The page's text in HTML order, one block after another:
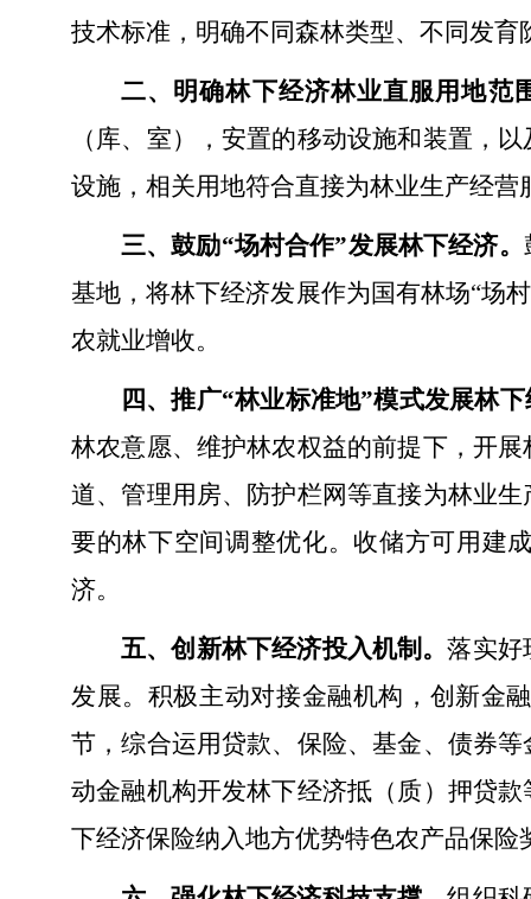
技术标准，明确不同森林类型、不同发
二、明确林下经济林业直服用地范
（库、室），安置的移动设施和装置，
设施，相关用地符合直接为林业生产经
三、鼓励“场村合作”发展林下经济。
基地，将林下经济发展作为国有林场“场
农就业增收。
四、推广“林业标准地”模式发展林
林农意愿、维护林农权益的前提下，开
道、管理用房、防护栏网等直接为林业
要的林下空间调整优化。收储方可用建
济。
五、创新林下经济投入机制。落实好
发展。积极主动对接金融机构，创新金
节，综合运用贷款、保险、基金、债券
动金融机构开发林下经济抵（质）押贷
下经济保险纳入地方优势特色农产品保